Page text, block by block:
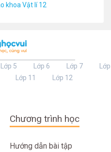
khoa Vật lí 12
Lớp 5 Lớp 6 Lớp 7
Lớp
Lớp 11 Lớp 12
Chương trình học
Hướng dẫn bài tập